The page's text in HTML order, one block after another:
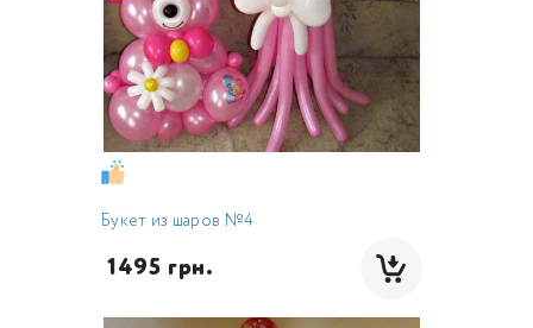
Букет из шаров №4
1495 грн.